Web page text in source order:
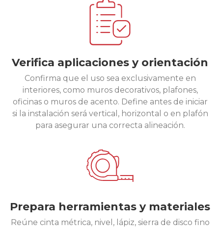
Verifica aplicaciones y orientación
Confirma que el uso sea exclusivamente en
interiores, como muros decorativos, plafones,
oficinas o muros de acento. Define antes de iniciar
si la instalación será vertical, horizontal o en plafón
para asegurar una correcta alineación.
Prepara herramientas y materiales
Reúne cinta métrica, nivel, lápiz, sierra de disco fino